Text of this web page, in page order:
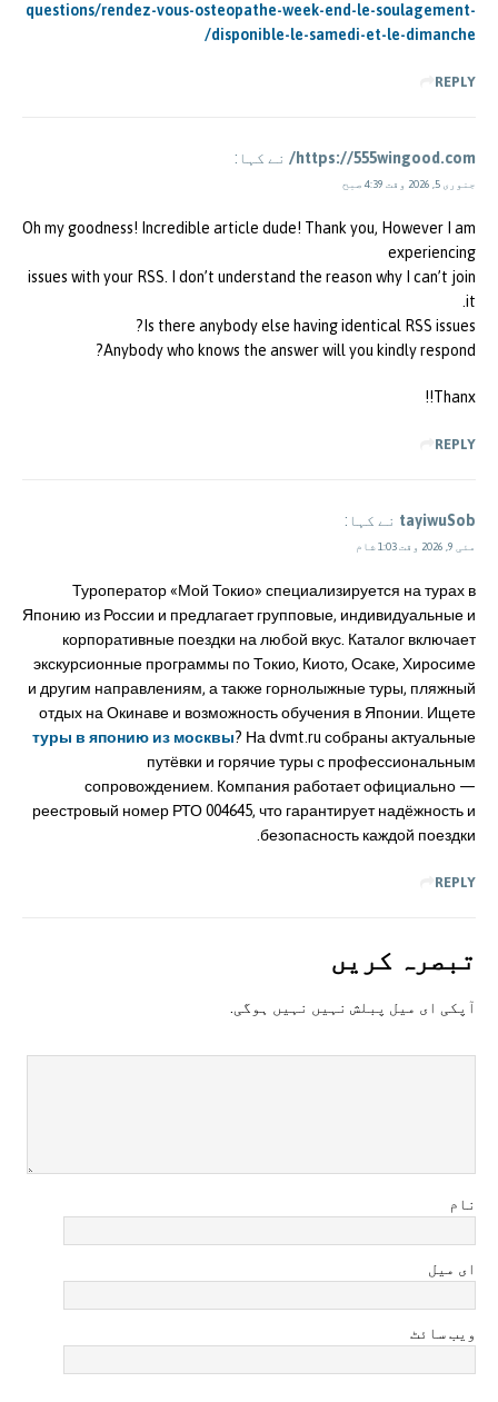
questions/rendez-vous-osteopathe-week-end-le-soulagement-
disponible-le-samedi-et-le-dimanche/
REPLY
https://555wingood.com/ نے کہا:
جنوری 5, 2026 وقت 4:39 صبح
Oh my goodness! Incredible article dude! Thank you, However I am
experiencing
issues with your RSS. I don’t understand the reason why I can’t join
it.
Is there anybody else having identical RSS issues?
Anybody who knows the answer will you kindly respond?
Thanx!!
REPLY
tayiwuSob نے کہا:
مئی 9, 2026 وقت 1:03 شام
Туроператор «Мой Токио» специализируется на турах в
Японию из России и предлагает групповые, индивидуальные и
корпоративные поездки на любой вкус. Каталог включает
экскурсионные программы по Токио, Киото, Осаке, Хиросиме
и другим направлениям, а также горнолыжные туры, пляжный
отдых на Окинаве и возможность обучения в Японии. Ищете
туры в японию из москвы? На dvmt.ru собраны актуальные
путёвки и горячие туры с профессиональным
сопровождением. Компания работает официально —
реестровый номер РТО 004645, что гарантирует надёжность и
безопасность каждой поездки.
REPLY
تبصرہ کريں
آپکی ای ميل پبلش نہيں نہيں ہوگی.
نام
ای میل
ویب سائٹ